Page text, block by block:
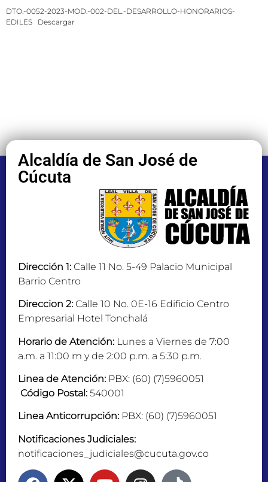
DTO.-0052-2023-MOD.-002-DEL.-DESARROLLO-HONORARIOS-
EDILES
Descargar
Alcaldía de San José de
Cúcuta
Dirección 1: Calle 11 No. 5-49 Palacio Municipal
Barrio Centro
Direccion 2: Calle 10 No. 0E-16 Edificio Centro
Empresarial Hotel Tonchalá
Horario de Atención: Lunes a Viernes de 7:00
a.m. a 11:00 m y de 2:00 p.m. a 5:30 p.m.
Linea de Atención: PBX: (60) (7)5960051
Código Postal: 540001
Linea Anticorrupción: PBX: (60) (7)5960051
Notificaciones Judiciales:
notificaciones_judiciales@cucuta.gov.co